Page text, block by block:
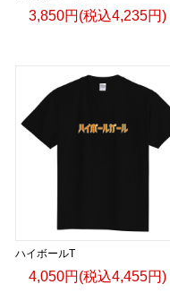
3,850円(税込4,235円)
ハイボールT
4,050円(税込4,455円)